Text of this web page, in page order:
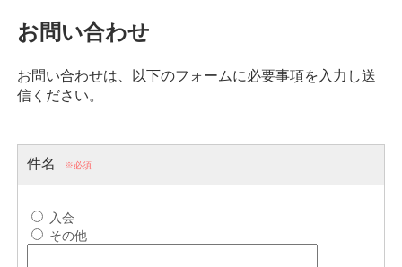
お問い合わせ
お問い合わせは、以下のフォームに必要事項を入力し送
信ください。
件名 ※必須
入会
その他